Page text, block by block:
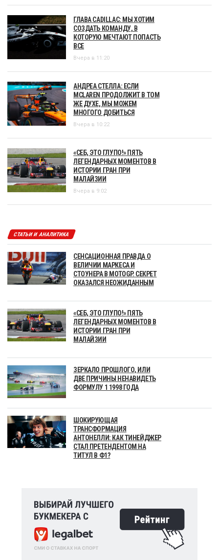
ГЛАВА CADILLAC: МЫ ХОТИМ
СОЗДАТЬ КОМАНДУ, В
КОТОРУЮ МЕЧТАЮТ ПОПАСТЬ
ВСЕ
Вчера в 11:20
АНДРЕА СТЕЛЛА: ЕСЛИ
MCLAREN ПРОДОЛЖИТ В ТОМ
ЖЕ ДУХЕ, МЫ МОЖЕМ
МНОГОГО ДОБИТЬСЯ
Вчера в 10:22
«СЕБ, ЭТО ГЛУПО!» ПЯТЬ
ЛЕГЕНДАРНЫХ МОМЕНТОВ В
ИСТОРИИ ГРАН ПРИ
МАЛАЙЗИИ
Вчера в 9:02
СТАТЬИ И АНАЛИТИКА
СЕНСАЦИОННАЯ ПРАВДА О
ВЕЛИЧИИ МАРКЕСА И
СТОУНЕРА В MOTOGP. СЕКРЕТ
ОКАЗАЛСЯ НЕОЖИДАННЫМ
«СЕБ, ЭТО ГЛУПО!» ПЯТЬ
ЛЕГЕНДАРНЫХ МОМЕНТОВ В
ИСТОРИИ ГРАН ПРИ
МАЛАЙЗИИ
ЗЕРКАЛО ПРОШЛОГО, ИЛИ
ДВЕ ПРИЧИНЫ НЕНАВИДЕТЬ
ФОРМУЛУ 1 1998 ГОДА
ШОКИРУЮЩАЯ
ТРАНСФОРМАЦИЯ
АНТОНЕЛЛИ: КАК ТИНЕЙДЖЕР
СТАЛ ПРЕТЕНДЕНТОМ НА
ТИТУЛ В Ф1?